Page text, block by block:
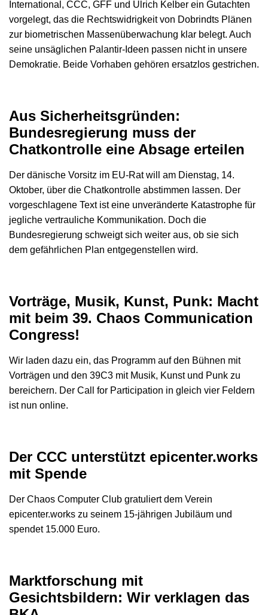
International, CCC, GFF und Ulrich Kelber ein Gutachten
vorgelegt, das die Rechtswidrigkeit von Dobrindts Plänen
zur biometrischen Massenüberwachung klar belegt. Auch
seine unsäglichen Palantir-Ideen passen nicht in unsere
Demokratie. Beide Vorhaben gehören ersatzlos gestrichen.
Aus Sicherheitsgründen:
Bundesregierung muss der
Chatkontrolle eine Absage erteilen
Der dänische Vorsitz im EU-Rat will am Dienstag, 14.
Oktober, über die Chatkontrolle abstimmen lassen. Der
vorgeschlagene Text ist eine unveränderte Katastrophe für
jegliche vertrauliche Kommunikation. Doch die
Bundesregierung schweigt sich weiter aus, ob sie sich
dem gefährlichen Plan entgegenstellen wird.
Vorträge, Musik, Kunst, Punk: Macht
mit beim 39. Chaos Communication
Congress!
Wir laden dazu ein, das Programm auf den Bühnen mit
Vorträgen und den 39C3 mit Musik, Kunst und Punk zu
bereichern. Der Call for Participation in gleich vier Feldern
ist nun online.
Der CCC unterstützt epicenter.works
mit Spende
Der Chaos Computer Club gratuliert dem Verein
epicenter.works zu seinem 15-jährigen Jubiläum und
spendet 15.000 Euro.
Marktforschung mit
Gesichtsbildern: Wir verklagen das